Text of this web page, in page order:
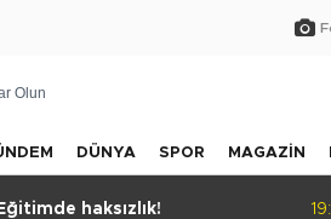
Olun
DÜNYA SPOR MAGAZİN
Eğitimde haksızlık!